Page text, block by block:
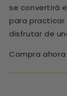
se convertirá
para practicar
disfrutar de
Compra